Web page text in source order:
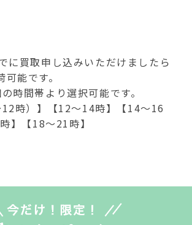
に買取申し込みいただけましたら
能です。
時間帯より選択可能です。
12時）】【12～14時】【14～16
】【18～21時】